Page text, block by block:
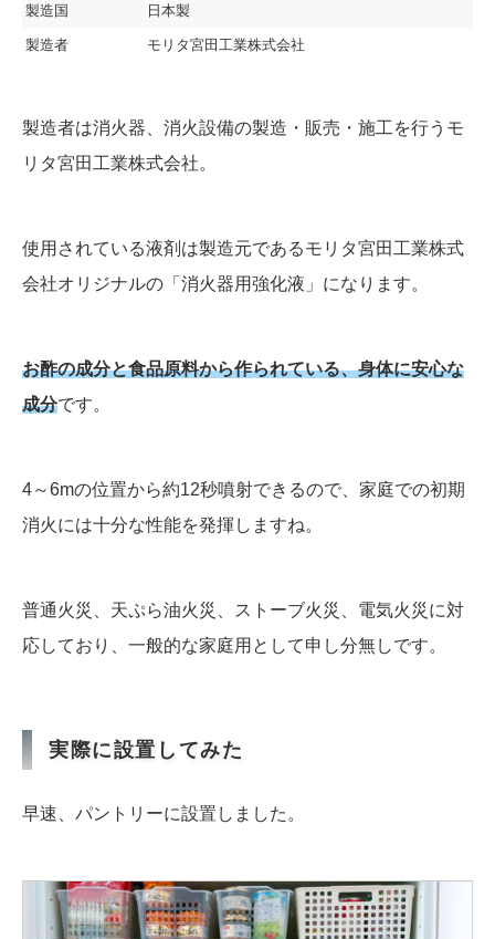
製造国 日本製
製造者 モリタ宮田工業株式会社
製造者は消火器、消火設備の製造・販売・施工を行うモ
リタ宮田工業株式会社。
使用されている液剤は製造元であるモリタ宮田工業株式
会社オリジナルの「消火器用強化液」になります。
お酢の成分と食品原料から作られている、身体に安心な
成分です。
4～6mの位置から約12秒噴射できるので、家庭での初期
消火には十分な性能を発揮しますね。
普通火災、天ぷら油火災、ストーブ火災、電気火災に対
応しており、一般的な家庭用として申し分無しです。
実際に設置してみた
早速、パントリーに設置しました。